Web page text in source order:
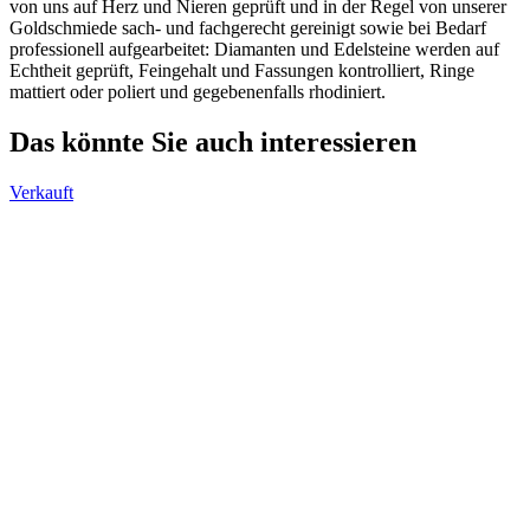
von uns auf Herz und Nieren geprüft und in der Regel von unserer
Goldschmiede sach- und fachgerecht gereinigt sowie bei Bedarf
professionell aufgearbeitet: Diamanten und Edelsteine werden auf
Echtheit geprüft, Feingehalt und Fassungen kontrolliert, Ringe
mattiert oder poliert und gegebenenfalls rhodiniert.
Das könnte Sie auch interessieren
Verkauft